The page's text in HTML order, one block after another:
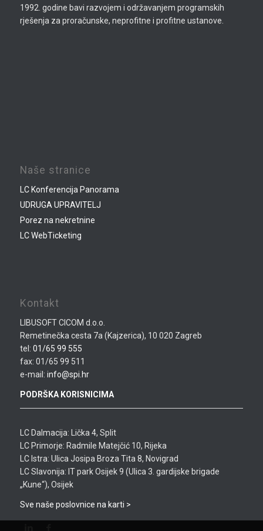
1992. godine bavi razvojem i održavanjem programskih
rješenja za proračunske, neprofitne i profitne ustanove.
Naše stranice
LC Konferencija Panorama
UDRUGA UPRAVITELJ
Porez na nekretnine
LC WebTicketing
Kontakt
LIBUSOFT CICOM d.o.o.
Remetinečka cesta 7a (Kajzerica), 10 020 Zagreb
tel: 01/65 99 555
fax: 01/65 99 511
e-mail: info@spi.hr
PODRŠKA KORISNICIMA
LC Dalmacija: Lička 4, Split
LC Primorje: Radmile Matejčić 10, Rijeka
LC Istra: Ulica Josipa Broza Tita 8, Novigrad
LC Slavonija: IT park Osijek 9 (Ulica 3. gardijske brigade
„Kune“), Osijek
Sve naše poslovnice na karti >